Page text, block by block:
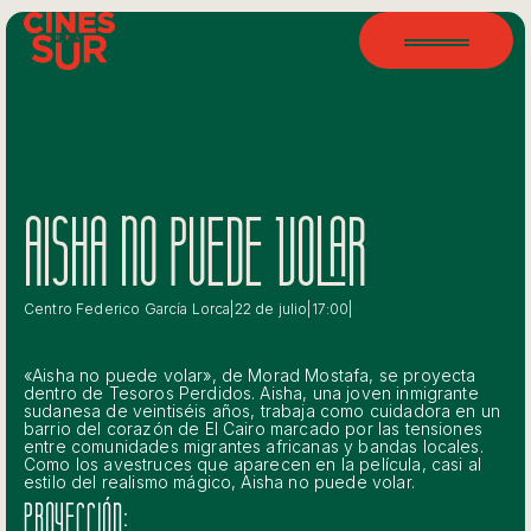
AISHA NO PUEDE VOLAR
Centro Federico García Lorca 22 de julio 17:00
«Aisha no puede volar», de Morad Mostafa, se proyecta
dentro de Tesoros Perdidos. Aisha, una joven inmigrante
sudanesa de veintiséis años, trabaja como cuidadora en un
barrio del corazón de El Cairo marcado por las tensiones
entre comunidades migrantes africanas y bandas locales.
Como los avestruces que aparecen en la película, casi al
estilo del realismo mágico, Aisha no puede volar.